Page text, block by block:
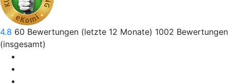
4.8 60 Bewertungen (letzte 12 Monate) 1002 Bewertungen
(insgesamt)